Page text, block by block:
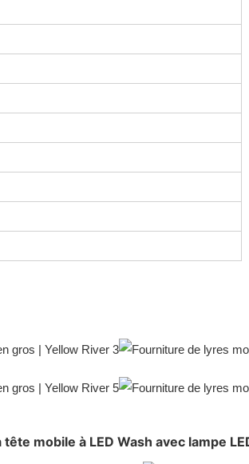
mobile à LED Wash avec lampe